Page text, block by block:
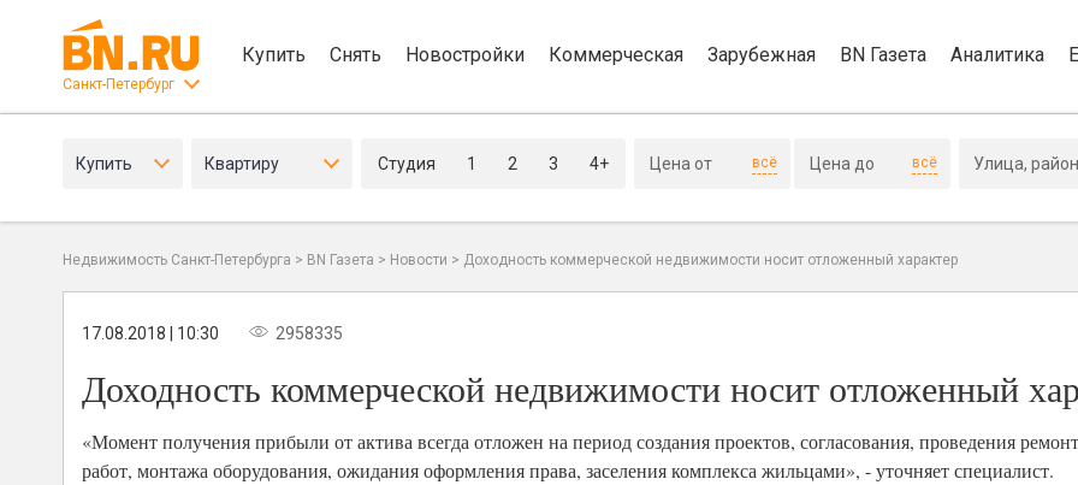
Санкт-Петербург
Купить Снять Новостройки Коммерческая Зарубежная BN Газета Аналитика
Купить Квартиру Студия 1 2 3 4+ всё всё
Недвижимость Санкт-Петербурга > BN Газета > Новости > Доходность коммерческой недвижимости носит отложенный характер
17.08.2018 | 10:30 2958335
Доходность коммерческой недвижимости носит отложенный
«Момент получения прибыли от актива всегда отложен на период создания проектов, согласования, проведения
работ, монтажа оборудования, ожидания оформления права, заселения комплекса жильцами», - уточняет специалист.